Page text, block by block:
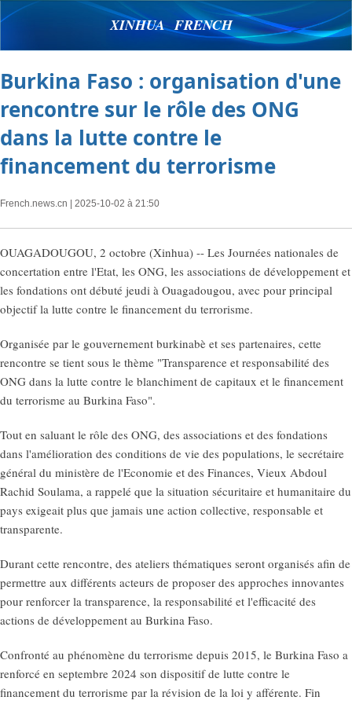
XINHUA FRENCH
Burkina Faso : organisation d'une
rencontre sur le rôle des ONG
dans la lutte contre le
financement du terrorisme
French.news.cn | 2025-10-02 à 21:50
OUAGADOUGOU, 2 octobre (Xinhua) -- Les Journées nationales de
concertation entre l'Etat, les ONG, les associations de développement et
les fondations ont débuté jeudi à Ouagadougou, avec pour principal
objectif la lutte contre le financement du terrorisme.
Organisée par le gouvernement burkinabè et ses partenaires, cette
rencontre se tient sous le thème "Transparence et responsabilité des
ONG dans la lutte contre le blanchiment de capitaux et le financement
du terrorisme au Burkina Faso".
Tout en saluant le rôle des ONG, des associations et des fondations
dans l'amélioration des conditions de vie des populations, le secrétaire
général du ministère de l'Economie et des Finances, Vieux Abdoul
Rachid Soulama, a rappelé que la situation sécuritaire et humanitaire du
pays exigeait plus que jamais une action collective, responsable et
transparente.
Durant cette rencontre, des ateliers thématiques seront organisés afin de
permettre aux différents acteurs de proposer des approches innovantes
pour renforcer la transparence, la responsabilité et l'efficacité des
actions de développement au Burkina Faso.
Confronté au phénomène du terrorisme depuis 2015, le Burkina Faso a
renforcé en septembre 2024 son dispositif de lutte contre le
financement du terrorisme par la révision de la loi y afférente. Fin